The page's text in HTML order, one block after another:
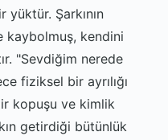
yüktür. Şarkının
kaybolmuş, kendini
"Sevdiğim nerede
fiziksel bir ayrılığı
kopuşu ve kimlik
getirdiği bütünlük